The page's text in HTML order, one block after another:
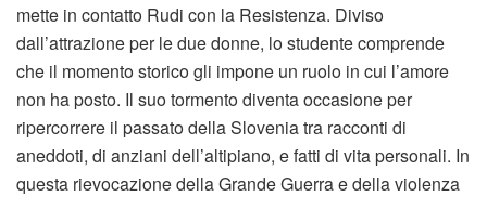
mette in contatto Rudi con la Resistenza. Diviso
dall’attrazione per le due donne, lo studente comprende
che il momento storico gli impone un ruolo in cui l’amore
non ha posto. Il suo tormento diventa occasione per
ripercorrere il passato della Slovenia tra racconti di
aneddoti, di anziani dell’altipiano, e fatti di vita personali. In
questa rievocazione della Grande Guerra e della violenza